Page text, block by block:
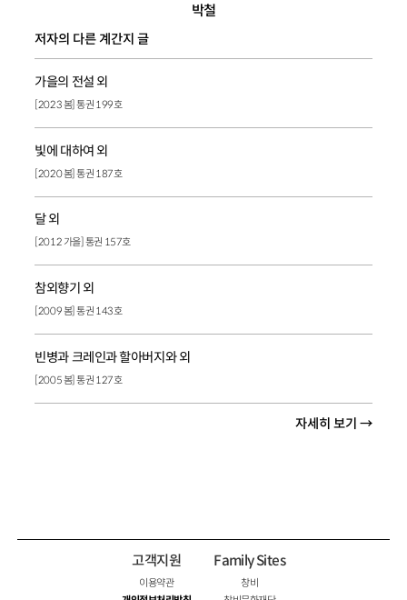
박철
저자의 다른 계간지 글
가을의 전설 외
[2023 봄] 통권 199호
빛에 대하여 외
[2020 봄] 통권 187호
달 외
[2012 가을] 통권 157호
참외향기 외
[2009 봄] 통권 143호
빈병과 크레인과 할아버지와 외
[2005 봄] 통권 127호
자세히 보기 →
고객지원
이용약관
Family Sites
창비